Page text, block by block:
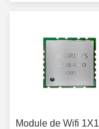
Module de Wifi 1X1